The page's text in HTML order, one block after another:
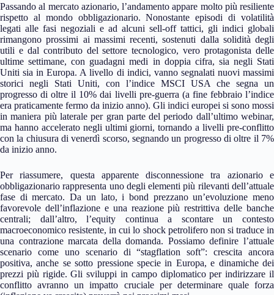
Passando al mercato azionario, l’andamento appare molto più resiliente
rispetto al mondo obbligazionario. Nonostante episodi di volatilità
legati alle fasi negoziali e ad alcuni sell‑off tattici, gli indici globali
rimangono prossimi ai massimi recenti, sostenuti dalla solidità degli
utili e dal contributo del settore tecnologico, vero protagonista delle
ultime settimane, con guadagni medi in doppia cifra, sia negli Stati
Uniti sia in Europa. A livello di indici, vanno segnalati nuovi massimi
storici negli Stati Uniti, con l’indice MSCI USA che segna un
progresso di oltre il 10% dai livelli pre-guerra (a fine febbraio l’indice
era praticamente fermo da inizio anno). Gli indici europei si sono mossi
in maniera più laterale per gran parte del periodo dall’ultimo webinar,
ma hanno accelerato negli ultimi giorni, tornando a livelli pre-conflitto
con la chiusura di venerdì scorso, segnando un progresso di oltre il 7%
da inizio anno.
Per riassumere, questa apparente disconnessione tra azionario e
obbligazionario rappresenta uno degli elementi più rilevanti dell’attuale
fase di mercato. Da un lato, i bond prezzano un’evoluzione meno
favorevole dell’inflazione e una reazione più restrittiva delle banche
centrali; dall’altro, l’equity continua a scontare un contesto
macroeconomico resistente, in cui lo shock petrolifero non si traduce in
una contrazione marcata della domanda. Possiamo definire l’attuale
scenario come uno scenario di “stagflation soft”: crescita ancora
positiva, anche se sotto pressione specie in Europa, e dinamiche dei
prezzi più rigide. Gli sviluppi in campo diplomatico per indirizzare il
conflitto avranno un impatto cruciale per determinare quale forza